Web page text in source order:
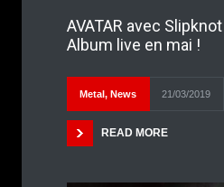
AVATAR avec
Album live en mai !
Metal , News 21/03/2019
READ MORE